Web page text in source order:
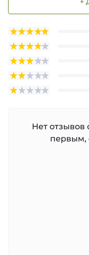
Нет отзывов
первым,